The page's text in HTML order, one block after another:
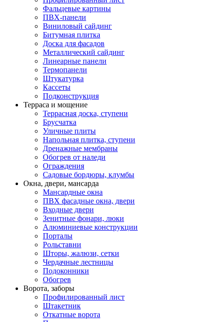
Фальцевые картины
ПВХ-панели
Виниловый сайдинг
Битумная плитка
Доска для фасадов
Металлический сайдинг
Линеарные панели
Термопанели
Штукатурка
Кассеты
Подконструкция
Терраса и мощение
Террасная доска, ступени
Брусчатка
Уличные плиты
Напольная плитка, ступени
Дренажные мембраны
Обогрев от наледи
Ограждения
Садовые бордюры, клумбы
Окна, двери, мансарда
Мансардные окна
ПВХ фасадные окна, двери
Входные двери
Зенитные фонари, люки
Алюминиевые конструкции
Порталы
Рольставни
Шторы, жалюзи, сетки
Чердачные лестницы
Подоконники
Обогрев
Ворота, заборы
Профилированный лист
Штакетник
Откатные ворота